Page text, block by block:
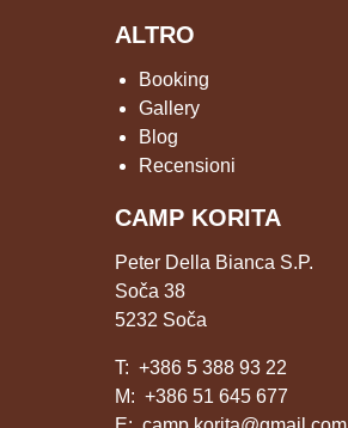
ALTRO
Booking
Gallery
Blog
Recensioni
CAMP KORITA
Peter Della Bianca S.P.
Soča 38
5232 Soča
T: +386 5 388 93 22
M: +386 51 645 677